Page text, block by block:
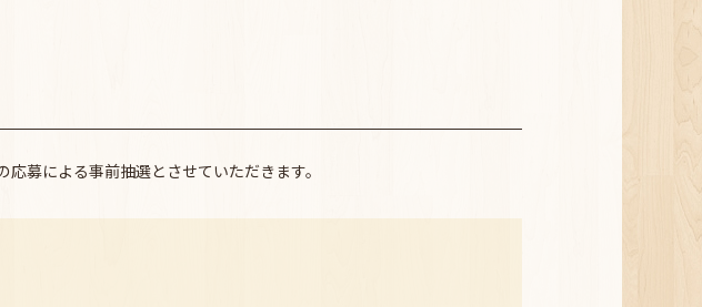
募による事前抽選とさせていただきます。